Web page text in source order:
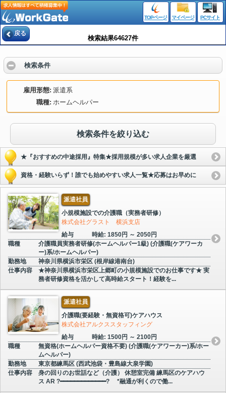
TOPページ マイページ PCサイト
戻る
検索結果64627件
検索条件
雇用形態 派遣系
職種 ホームヘルパー
検索条件を絞り込む
★『おすすめの中途採用』特集★採用規模が多い求人企業を厳選
資格・経験いらず！誰でも始めやすい求人一覧★応募はお早めに
派遣社員
小規模施設での介護職（実務者研修）
株式会社グラスト 横浜支店
給与
時給: 1850円 ～ 2050円
職種
介護職員実務者研修(ホームヘルパー1級) (介護職(ケアワーカ
ー)系/ホームヘルパー)
勤務地
神奈川県横浜市栄区 (根岸線港南台)
仕事内容
★神奈川県横浜市栄区上郷町の小規模施設でのお仕事です★ 実
務者研修資格を活かして高時給スタート！経験を...
派遣社員
介護職(要経験・無資格可)ケアハウス
株式会社アルクススタッフィング
給与
時給: 1500円 ～ 2100円
職種
無資格(ホームヘルパー資格不要) (介護職(ケアワーカー)系/ホー
ムヘルパー)
勤務地
東京都練馬区 (西武池袋・豊島線大泉学園)
仕事内容
身の回りのお世話など（介護） 休憩室完備 練馬区のケアハウ
ス AR ?━━━━━━━━━━━━━? *融通が利くので働...